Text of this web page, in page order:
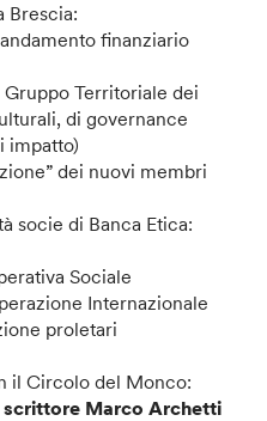
Brescia:
finanziario
Gruppo Territoriale dei
di governance
impatto)
dei nuovi membri
socie di Banca Etica:
Sociale
Internazionale
proletari
il Circolo del Monco:
Marco Archetti